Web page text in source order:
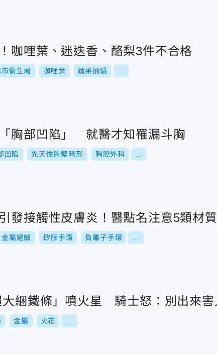
咖哩葉、迷迭香、酪梨3件不合格
衛生局 咖哩葉 蔬果抽驗
胸部凹陷」 就醫才知罹漏斗胸
凹陷 先天性胸壁畸形 胸腔外科
發接觸性皮膚炎！醫點名注意5類材質
金屬過敏 矽膠手環 負離子手環
大綑鐵條」噴火星 騎士怒：別出來害
金屬 火花